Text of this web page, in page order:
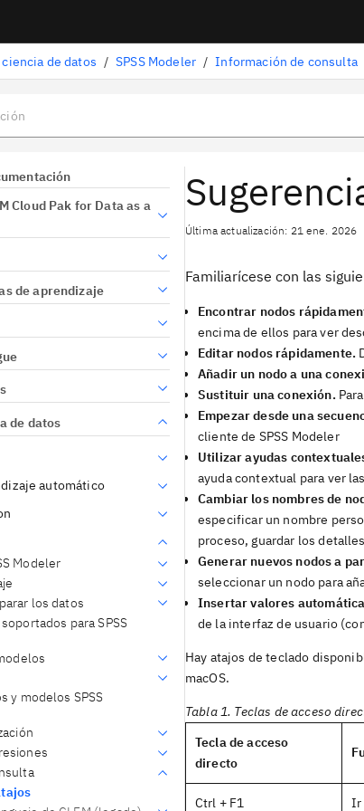
de datos / SPSS Modeler / Información de consulta
Cloud Pak for Data as a
de aprendizaje
de datos
automático
Modeler
los datos
para SPSS
y modelos SPSS
Última actualización: 21 ene. 2026
Familiarícese con las
Encontrar nodos
encima de ellos para ver
Editar nodos rápidamente.
Añadir un nodo a una
Sustituir una conexión.
Empezar desde una
cliente de SPSS Modeler
Utilizar ayudas
ayuda contextual para ver
Cambiar los nombres de
especificar un nombre
proceso, guardar los
Generar nuevos nodos a
seleccionar un nodo para
Insertar valores
de la interfaz de usuario
Hay atajos de teclado
macOS.
Tabla 1. Teclas de acceso
Tecla de acceso
directo
Ctrl + F1 Ir